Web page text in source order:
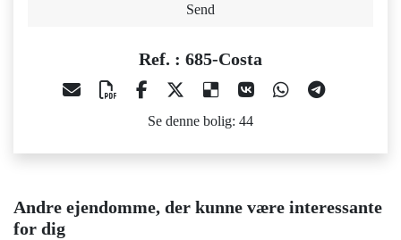
Send
Ref. : 685-Costa
Se denne bolig: 44
Andre ejendomme, der kunne være interessante
for dig